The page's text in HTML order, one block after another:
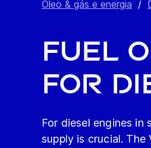
Óleo & gás e energia /
Fuel
for
For diesel engines
supply is crucial.